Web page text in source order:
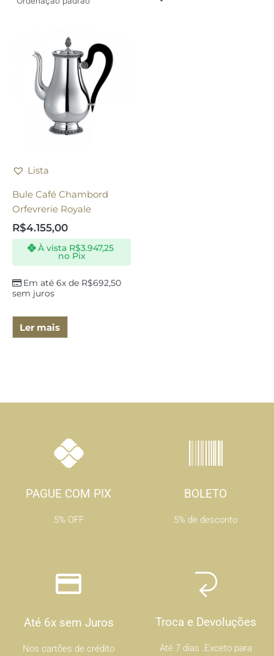
Lista
Bule Café Chambord
Orfevrerie Royale
R$4.155,00
Em até 6x de R$692,50
sem juros
À vista R$3.947,25
no Pix
Ler mais
PAGUE COM PIX
5% OFF
BOLETO
5% de desconto
Até 6x sem Juros
Nos cartões de crédito
Troca e Devoluções
Até 7 dias .Exceto para